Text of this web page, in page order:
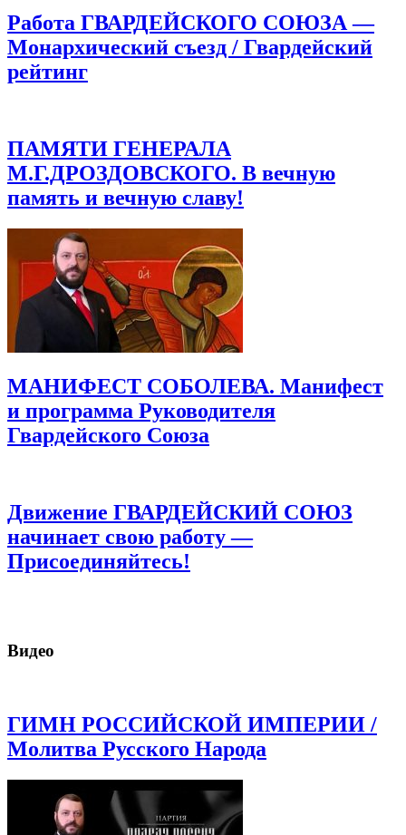
Работа ГВАРДЕЙСКОГО СОЮЗА —
Монархический съезд / Гвардейский
рейтинг
ПАМЯТИ ГЕНЕРАЛА
М.Г.ДРОЗДОВСКОГО. В вечную
память и вечную славу!
МАНИФЕСТ СОБОЛЕВА. Манифест
и программа Руководителя
Гвардейского Союза
Движение ГВАРДЕЙСКИЙ СОЮЗ
начинает свою работу —
Присоединяйтесь!
Видео
ГИМН РОССИЙСКОЙ ИМПЕРИИ /
Молитва Русского Народа